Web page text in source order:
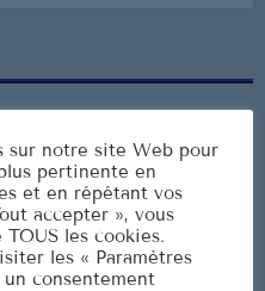
sur notre site Web pour
pertinente en
et en répétant vos
accepter », vous
les cookies.
les « Paramètres
consentement